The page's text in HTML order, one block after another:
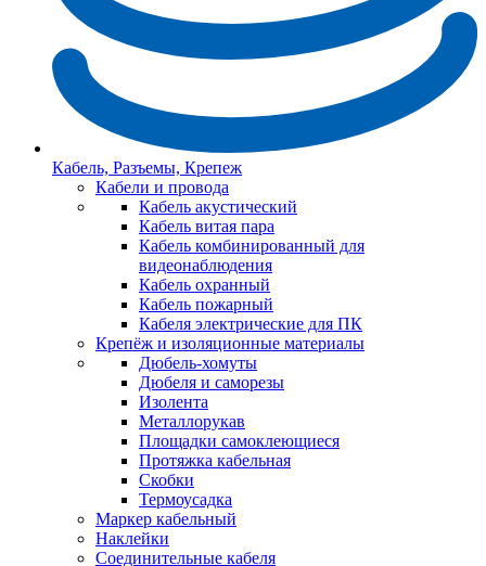
Кабель, Разъемы, Крепеж
Кабели и провода
Кабель акустический
Кабель витая пара
Кабель комбинированный для
видеонаблюдения
Кабель охранный
Кабель пожарный
Кабеля электрические для ПК
Крепёж и изоляционные материалы
Дюбель-хомуты
Дюбеля и саморезы
Изолента
Металлорукав
Площадки самоклеющиеся
Протяжка кабельная
Скобки
Термоусадка
Маркер кабельный
Наклейки
Соединительные кабеля